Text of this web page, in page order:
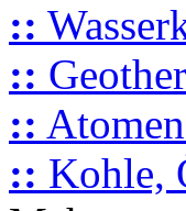
::
::
::
:: Kohle,